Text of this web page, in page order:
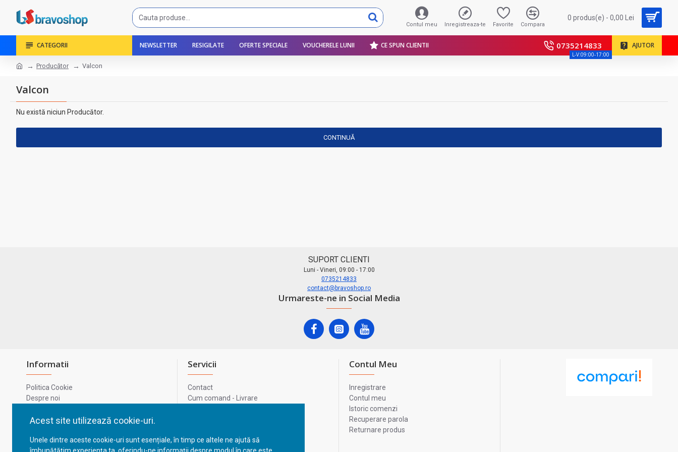
Acest site utilizează cookie-uri.
Unele dintre aceste cookie-uri sunt esențiale, în timp ce altele ne ajută să
Contul meu Inregistreaza-te Favorite Compara
0 produs(e) - 0,00 Lei
CATEGORII NEWSLETTER RESIGILATE OFERTE SPECIALE VOUCHERELE LUNII CE SPUN CLIENTII 0735214833
L-V:09:00-17:00
AJUTOR
Producător Valcon
Valcon
Nu există niciun Producător.
CONTINUĂ
SUPORT CLIENTI
Luni - Vineri, 09:00 - 17:00
0735214833
contact@bravoshop.ro
Urmareste-ne in Social Media
Informatii
Politica Cookie
Despre noi
Confidentialitate
GDPR - Datele tale
Servicii
Contact
Cum comand - Livrare
ANPC
Contul Meu
Inregistrare
Contul meu
Istoric comenzi
Recuperare parola
Returnare produs